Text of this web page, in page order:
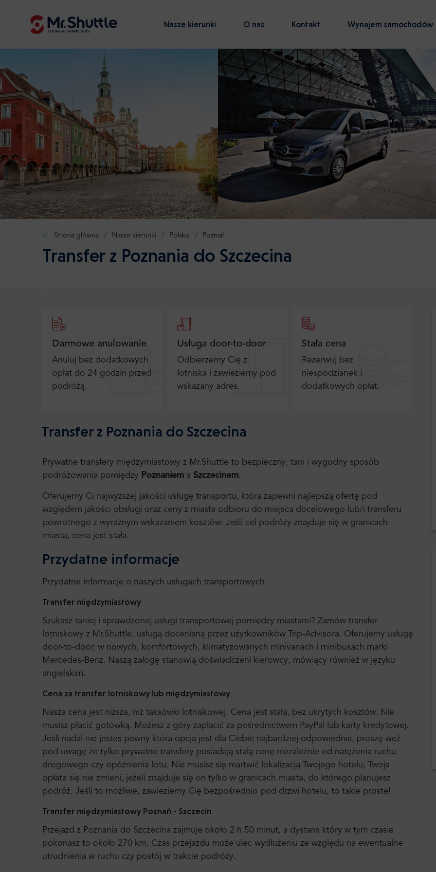
Nasze kierunki O nas Kontakt Wynajem samochodów
Strona główna Nasze kierunki Polska Poznań
Transfer z Poznania do Szczecina
Darmowe anulowanie
Anuluj bez dodatkowych
opłat do 24 godzin przed
podróżą.
Usługa door-to-door
Odbierzemy Cię z
lotniska i zawieziemy pod
wskazany adres.
Stała cena
Rezerwuj bez
niespodzianek i
dodatkowych opłat.
Transfer z Poznania do Szczecina
Prywatne transfery międzymiastowy z Mr.Shuttle to bezpieczny, tani i wygodny sposób
podróżowania pomiędzy Poznaniem a Szczecinem.
Oferujemy Ci najwyższej jakości usługę transportu, która zapewni najlepszą ofertę pod
względem jakości obsługi oraz ceny z miasta odbioru do miejsca docelowego lub/i transferu
powrotnego z wyraźnym wskazaniem kosztów. Jeśli cel podróży znajduje się w granicach
miasta, cena jest stała.
Przydatne informacje
Przydatne informacje o naszych usługach transportowych.
Transfer międzymiastowy
Szukasz taniej i sprawdzonej usługi transportowej pomiędzy miastami? Zamów transfer
lotniskowy z Mr.Shuttle, usługą docenianą przez użytkowników Trip-Advisora. Oferujemy usługę
door-to-door, w nowych, komfortowych, klimatyzowanych minivanach i minibusach marki
Mercedes-Benz. Naszą załogę stanowią doświadczeni kierowcy, mówiący również w języku
angielskim.
Cena za transfer lotniskowy lub międzymiastowy
Nasza cena jest niższa, niż taksówki lotniskowej. Cena jest stała, bez ukrytych kosztów. Nie
musisz płacić gotówką. Możesz z góry zapłacić za pośrednictwem PayPal lub karty kredytowej.
Jeśli nadal nie jesteś pewny która opcja jest dla Ciebie najbardziej odpowiednia, proszę weź
pod uwagę że tylko prywatne transfery posiadają stałą cenę niezależnie od natężenia ruchu
drogowego czy opóźnienia lotu. Nie musisz się martwić lokalizacją Twojego hotelu, Twoja
opłata się nie zmieni, jeżeli znajduje się on tylko w granicach miasta, do którego planujesz
podróż. Jeśli to możliwe, zawieziemy Cię bezpośrednio pod drzwi hotelu, to takie proste!
Transfer międzymiastowy Poznań - Szczecin
Przejazd z Poznania do Szczecina zajmuje około 2 h 50 minut, a dystans który w tym czasie
pokonasz to około 270 km. Czas przejazdu może ulec wydłużeniu ze względu na ewentualne
utrudnienia w ruchu czy postój w trakcie podróży.